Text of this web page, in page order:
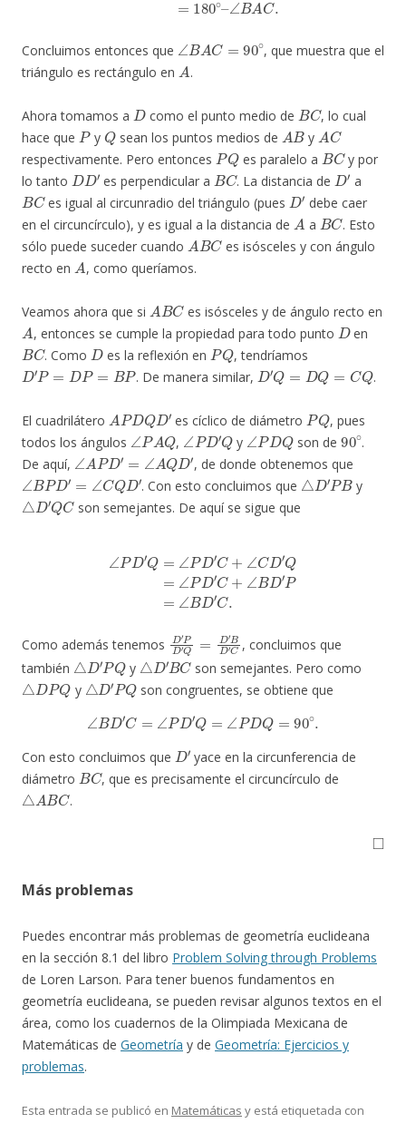
Concluimos entonces que
∠B A C=
, que muestra que el
triángulo es rectángulo en
A
.
Ahora tomamos a
D
como el punto medio de
BC
, lo cual
hace que
P
y
Q
sean los puntos medios de
AB
y
AC
respectivamente. Pero entonces
PQ
es paralelo a
BC
y por
lo tanto
DD′
es perpendicular a
BC
. La distancia de
D′
a
BC
es igual al circunradio del triángulo (pues
D′
debe caer
en el circuncírculo), y es igual a la distancia de
A
a
BC
. Esto
sólo puede suceder cuando
ABC
es isósceles y con ángulo
recto en
A
, como queríamos.
Veamos ahora que si
A BC
es isósceles y de ángulo recto en
A
, entonces se cumple la propiedad para todo punto
D
en
BC
. Como
D
es la reflexión en
PQ
, tendríamos
D′P=DP=BP
. De manera similar,
D′Q=DQ=C
.
El cuadrilátero
A PDQD′
es cíclico de diámetro
PQ
, pues
todos los ángulos
∠PAQ
,
∠PD′Q
y
∠PDQ
son de
90∘
.
De aquí,
∠APD′= ∠AQD′
, de donde obtenemos que
∠BPD′=∠CQD′
. Con esto concluimos que
△D′PB
y
△D′QC
son semejantes. De aquí se sigue que
PD′C+∠ ′Q=∠P D C+∠BD
Como además tenemos
D′P =D
, concluimos que
también
△ D′PQ
y
△ D′BC
son semejantes. Pero como
△DPQ
y
△D′PQ
son congruentes, se obtiene que
∠BD ∠PD′Q P DQ=90 ∘.
Con esto concluimos que
D′
yace en la circunferencia de
diámetro
BC
, que es precisamente el circuncírculo de
△ABC
.
◻
Más problemas
Puedes encontrar más problemas de geometría euclideana
en la sección 8.1 del libro Problem Solving through Problems
de Loren Larson. Para tener buenos fundamentos en
geometría euclideana, se pueden revisar algunos textos en el
área, como los cuadernos de la Olimpiada Mexicana de
Matemáticas de Geometría y de Geometría: Ejercicios y
problemas.
Esta entrada se publicó en Matemáticas y está etiquetada con